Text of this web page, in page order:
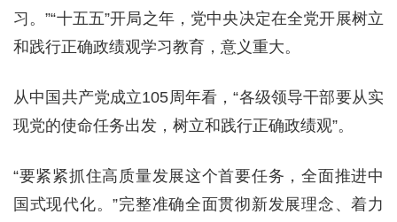
习。”“十五五”开局之年，党中央决定在全党开展树立
和践行正确政绩观学习教育，意义重大。
从中国共产党成立105周年看，“各级领导干部要从实
现党的使命任务出发，树立和践行正确政绩观”。
“要紧紧抓住高质量发展这个首要任务，全面推进中
国式现代化。”完整准确全面贯彻新发展理念、着力